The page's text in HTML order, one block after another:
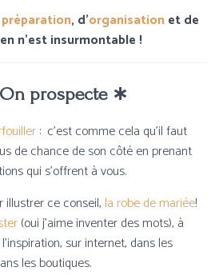
préparation, d’organisation et de
n’est insurmontable !
prospecte∗
: c’est comme cela qu’il faut
de chance de son côté en prenant
qui s’offrent à vous.
illustrer ce conseil, la robe de mariée!
(oui j’aime inventer des mots), à
sur internet, dans les
les boutiques.